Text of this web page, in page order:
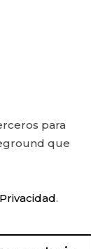
para
que
.